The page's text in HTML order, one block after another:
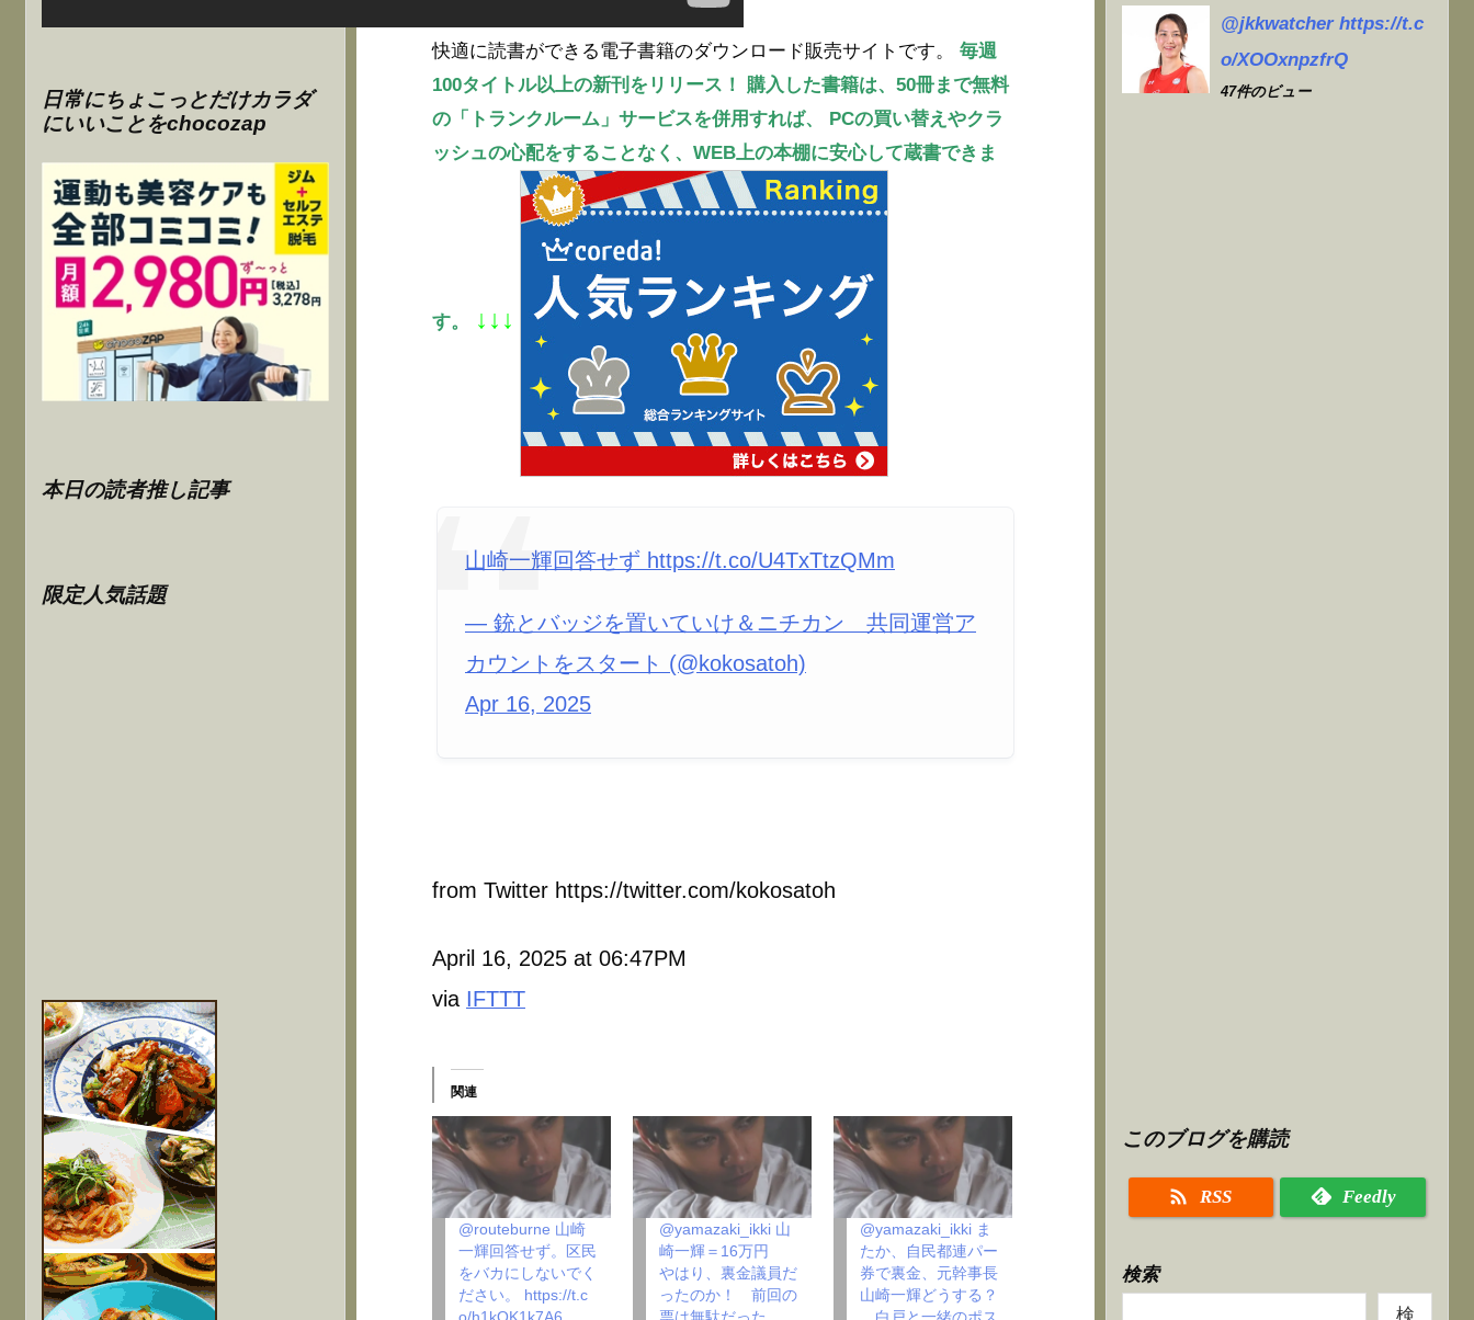
快適に読書ができる電子書籍のダウンロード販売サイトです。 毎週
100タイトル以上の新刊をリリース！
購入した書籍は、50冊まで無料
の「トランクルーム」サービスを併用すれば、
PCの買い替えやクラ
ッシュの心配をすることなく、WEB上の本棚に安心して蔵書できま
す。 ↓↓↓
山崎一輝回答せず https://t.co/U4TxTtzQMm
— 銃とバッジを置いていけ＆ニチカン 共同運営ア
カウントをスタート (@kokosatoh)
Apr 16, 2025
from Twitter https://twitter.com/kokosatoh
April 16, 2025 at 06:47PM
via IFTTT
関連
@routeburne 山崎
一輝回答せず。区民
をバカにしないでく
ださい。 https://t.c
o/h1kOK1k7A6
@yamazaki_ikki 山
崎一輝＝16万円
やはり、裏金議員だ
ったのか！ 前回の
票は無駄だった。
@yamazaki_ikki ま
たか、自民都連パー
券で裏金、元幹事長
山崎一輝どうする？
白戸と一緒のポス
日常にちょこっとだけカラダ
にいいことをchocozap
本日の読者推し記事
限定人気話題
@jkkwatcher https://t.c
o/XOOxnpzfrQ
47件のビュー
このブログを購読
 RSS Feedly
検索
検